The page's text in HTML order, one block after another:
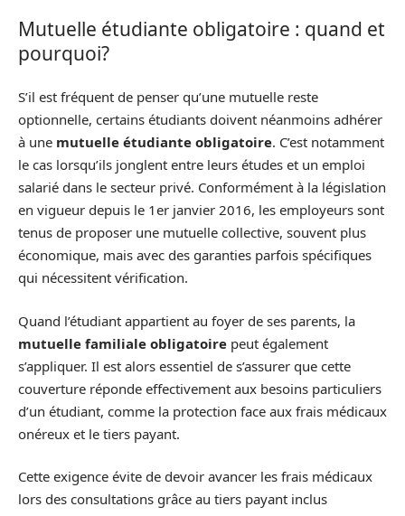
Mutuelle étudiante obligatoire : quand et
pourquoi?
S’il est fréquent de penser qu’une mutuelle reste
optionnelle, certains étudiants doivent néanmoins adhérer
à une mutuelle étudiante obligatoire. C’est notamment
le cas lorsqu’ils jonglent entre leurs études et un emploi
salarié dans le secteur privé. Conformément à la législation
en vigueur depuis le 1er janvier 2016, les employeurs sont
tenus de proposer une mutuelle collective, souvent plus
économique, mais avec des garanties parfois spécifiques
qui nécessitent vérification.
Quand l’étudiant appartient au foyer de ses parents, la
mutuelle familiale obligatoire peut également
s’appliquer. Il est alors essentiel de s’assurer que cette
couverture réponde effectivement aux besoins particuliers
d’un étudiant, comme la protection face aux frais médicaux
onéreux et le tiers payant.
Cette exigence évite de devoir avancer les frais médicaux
lors des consultations grâce au tiers payant inclus